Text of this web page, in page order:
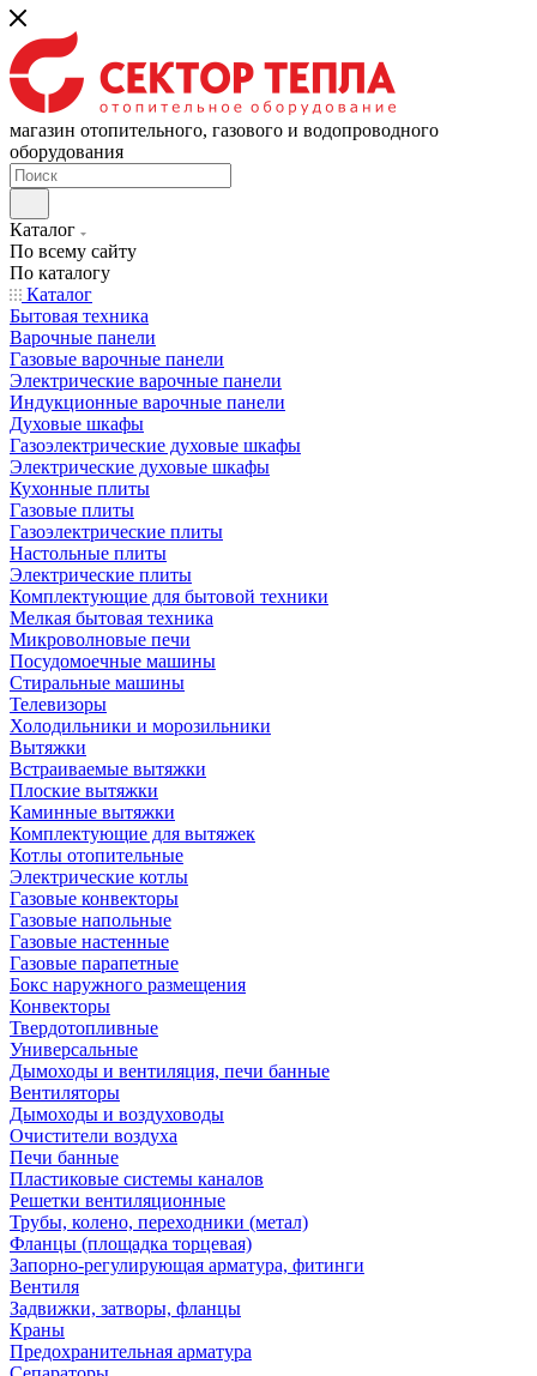
магазин отопительного, газового и водопроводного
оборудования
Каталог
По всему сайту
По каталогу
Каталог
Бытовая техника
Варочные панели
Газовые варочные панели
Электрические варочные панели
Индукционные варочные панели
Духовые шкафы
Газоэлектрические духовые шкафы
Электрические духовые шкафы
Кухонные плиты
Газовые плиты
Газоэлектрические плиты
Настольные плиты
Электрические плиты
Комплектующие для бытовой техники
Мелкая бытовая техника
Микроволновые печи
Посудомоечные машины
Стиральные машины
Телевизоры
Холодильники и морозильники
Вытяжки
Встраиваемые вытяжки
Плоские вытяжки
Каминные вытяжки
Комплектующие для вытяжек
Котлы отопительные
Электрические котлы
Газовые конвекторы
Газовые напольные
Газовые настенные
Газовые парапетные
Бокс наружного размещения
Конвекторы
Твердотопливные
Универсальные
Дымоходы и вентиляция, печи банные
Вентиляторы
Дымоходы и воздуховоды
Очистители воздуха
Печи банные
Пластиковые системы каналов
Решетки вентиляционные
Трубы, колено, переходники (метал)
Фланцы (площадка торцевая)
Запорно-регулирующая арматура, фитинги
Вентиля
Задвижки, затворы, фланцы
Краны
Предохранительная арматура